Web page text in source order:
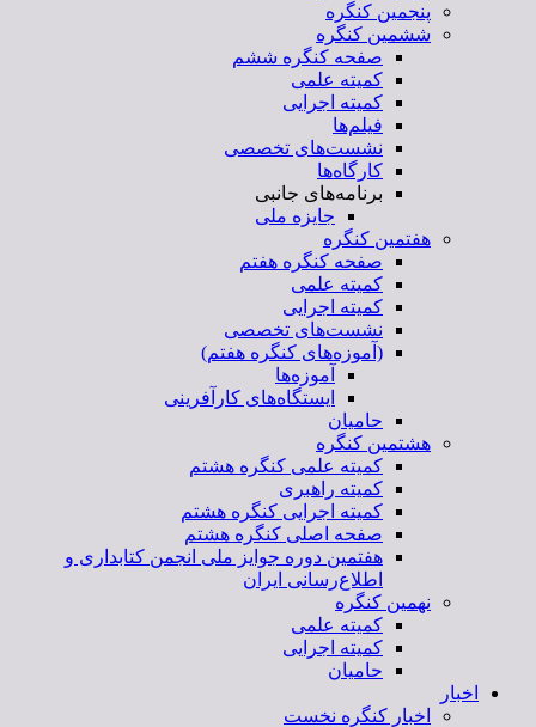
پنجمین کنگره
ششمین کنگره
صفحه کنگره ششم
کمیته علمی
کمیته اجرایی
فیلم‌ها
نشست‌های تخصصی
کارگاه‌ها
برنامه‌های جانبی
جایزه ملی
هفتمین کنگره
صفحه کنگره هفتم
کمیته علمی
کمیته اجرایی
نشست‌های تخصصی
(آموزه‌های کنگره هفتم)
آموزه‌ها
ایستگاه‌های کارآفرینی
حامیان
هشتمین کنگره
کمیته علمی کنگره هشتم
کمیته راهبری
کمیته اجرایی کنگره هشتم
صفحه اصلی کنگره هشتم
هفتمین دوره جوایز ملی انجمن کتابداری و
اطلاع‌رسانی ایران
نهمین کنگره
کمیته علمی
کمیته اجرایی
حامیان
اخبار
اخبار کنگره نخست